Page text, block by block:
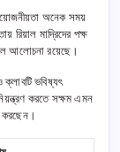
অনেক সময়
রিয়াল মাদ্রিদের পক্ষ
আলোচনা রয়েছে।
ভবিষ্যৎ
করতে সক্ষম এমন
করছেন।